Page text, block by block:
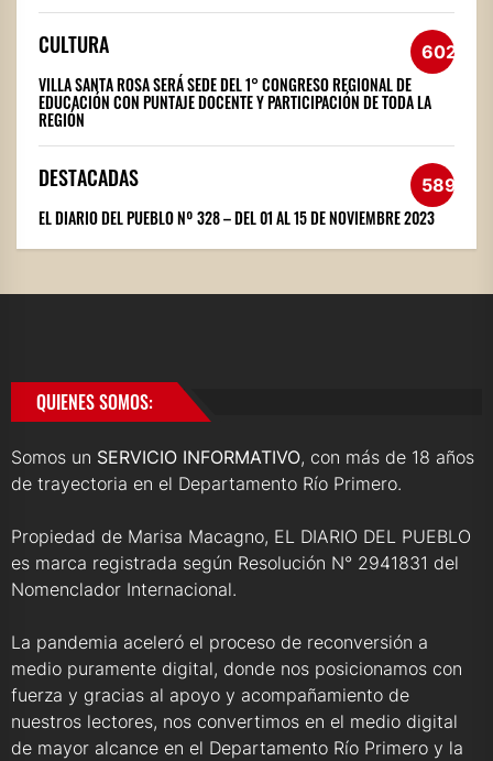
CULTURA 602
VILLA SANTA ROSA SERÁ SEDE DEL 1° CONGRESO REGIONAL DE
EDUCACIÓN CON PUNTAJE DOCENTE Y PARTICIPACIÓN DE TODA LA
REGIÓN
DESTACADAS 589
EL DIARIO DEL PUEBLO Nº 328 – DEL 01 AL 15 DE NOVIEMBRE 2023
QUIENES SOMOS:
Somos un SERVICIO INFORMATIVO, con más de 18 años
de trayectoria en el Departamento Río Primero.
Propiedad de Marisa Macagno, EL DIARIO DEL PUEBLO
es marca registrada según Resolución N° 2941831 del
Nomenclador Internacional.
La pandemia aceleró el proceso de reconversión a
medio puramente digital, donde nos posicionamos con
fuerza y gracias al apoyo y acompañamiento de
nuestros lectores, nos convertimos en el medio digital
de mayor alcance en el Departamento Río Primero y la